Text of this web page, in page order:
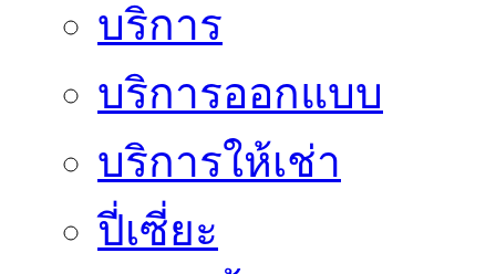
บริการ
บริการออกแบบ
บริการให้เช่า
ปี่เซี่ยะ